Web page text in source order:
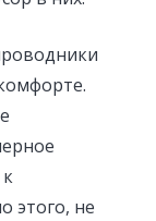
этого, не